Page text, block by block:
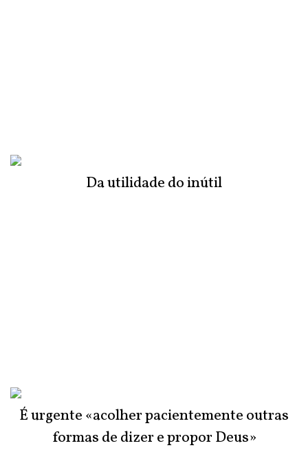
Da utilidade do inútil
É urgente «acolher pacientemente outras
formas de dizer e propor Deus»